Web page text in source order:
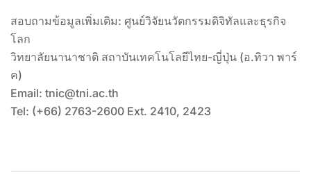
สอบถามข้อมูลเพิ่มเติม: ศูนย์วิจัยนวัตกรรมดิจิทัลและธุรกิจ
โลก
วิทยาลัยนานาชาติ สถาบันเทคโนโลยีไทย-ญี่ปุ่น (อ.ทิวา พาร์
ค)
Email: tnic@tni.ac.th
Tel: (+66) 2763-2600 Ext. 2410, 2423